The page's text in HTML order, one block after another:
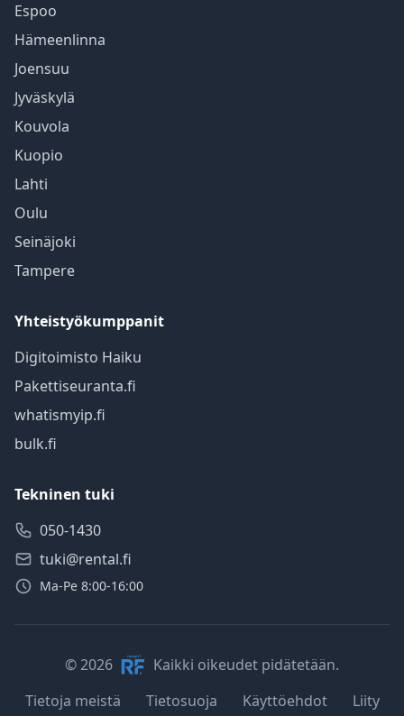
Espoo
Hämeenlinna
Joensuu
Jyväskylä
Kouvola
Kuopio
Lahti
Oulu
Seinäjoki
Tampere
Yhteistyökumppanit
Digitoimisto Haiku
Pakettiseuranta.fi
whatismyip.fi
bulk.fi
Tekninen tuki
050-1430
tuki@rental.fi
Ma-Pe 8:00-16:00
© 2026
Kaikki oikeudet pidätetään.
Tietoja meistä
Tietosuoja Käyttöehdot
Liity